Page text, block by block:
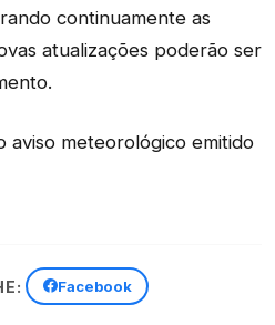
continuamente as
atualizações poderão ser
aviso meteorológico emitido
Facebook